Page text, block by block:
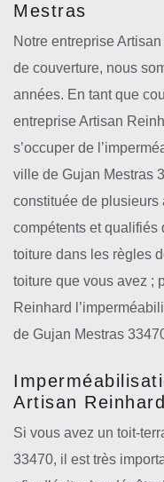
Mestras
Notre entreprise
de couverture, nous
années. En tant que
entreprise Artisan
s’occuper de
ville de Gujan Mestras
constituée de plusieurs
compétents et qualifiés
toiture dans les règles
toiture que vous avez ;
Reinhard
de Gujan Mestras
Artisan Reinhard
Si vous avez un toit-
33470, il est très